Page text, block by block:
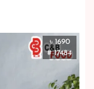
৳ 1690
# 17484